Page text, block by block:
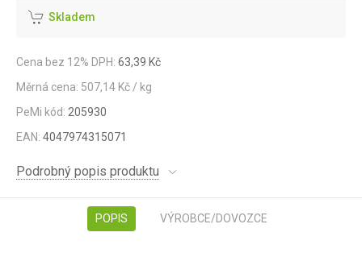
Skladem
Cena bez 12% DPH: 63,39 Kč
Měrná cena: 507,14 Kč / kg
PeMi kód: 205930
EAN: 4047974315071
Podrobný popis produktu
POPIS VÝROBCE/DOVOZCE